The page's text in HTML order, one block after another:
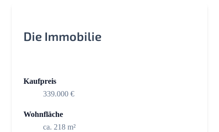
Die Immobilie
Kaufpreis
339.000 €
Wohnfläche
ca. 218 m²